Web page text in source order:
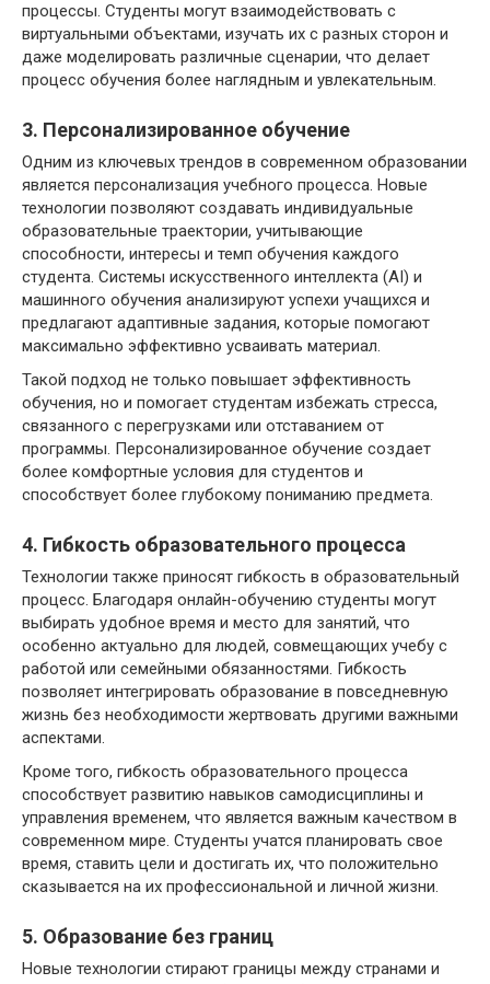
процессы. Студенты могут взаимодействовать с
виртуальными объектами, изучать их с разных сторон и
даже моделировать различные сценарии, что делает
процесс обучения более наглядным и увлекательным.
3. Персонализированное обучение
Одним из ключевых трендов в современном образовании
является персонализация учебного процесса. Новые
технологии позволяют создавать индивидуальные
образовательные траектории, учитывающие
способности, интересы и темп обучения каждого
студента. Системы искусственного интеллекта (AI) и
машинного обучения анализируют успехи учащихся и
предлагают адаптивные задания, которые помогают
максимально эффективно усваивать материал.
Такой подход не только повышает эффективность
обучения, но и помогает студентам избежать стресса,
связанного с перегрузками или отставанием от
программы. Персонализированное обучение создает
более комфортные условия для студентов и
способствует более глубокому пониманию предмета.
4. Гибкость образовательного процесса
Технологии также приносят гибкость в образовательный
процесс. Благодаря онлайн-обучению студенты могут
выбирать удобное время и место для занятий, что
особенно актуально для людей, совмещающих учебу с
работой или семейными обязанностями. Гибкость
позволяет интегрировать образование в повседневную
жизнь без необходимости жертвовать другими важными
аспектами.
Кроме того, гибкость образовательного процесса
способствует развитию навыков самодисциплины и
управления временем, что является важным качеством в
современном мире. Студенты учатся планировать свое
время, ставить цели и достигать их, что положительно
сказывается на их профессиональной и личной жизни.
5. Образование без границ
Новые технологии стирают границы между странами и